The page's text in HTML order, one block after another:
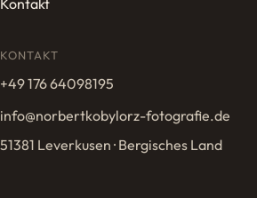
Kontakt
KONTAKT
+49 176 64098195
info@norbertkobylorz-fotografie.de
51381 Leverkusen · Bergisches Land